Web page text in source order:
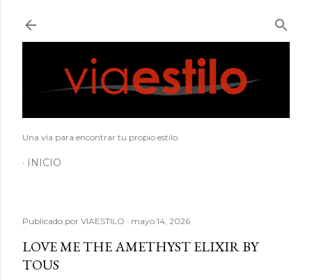
Una vía para encontrar tu propio estilo
INICIO
Publicado por VIAESTILO mayo 14, 2026
LOVE ME THE AMETHYST ELIXIR BY
TOUS